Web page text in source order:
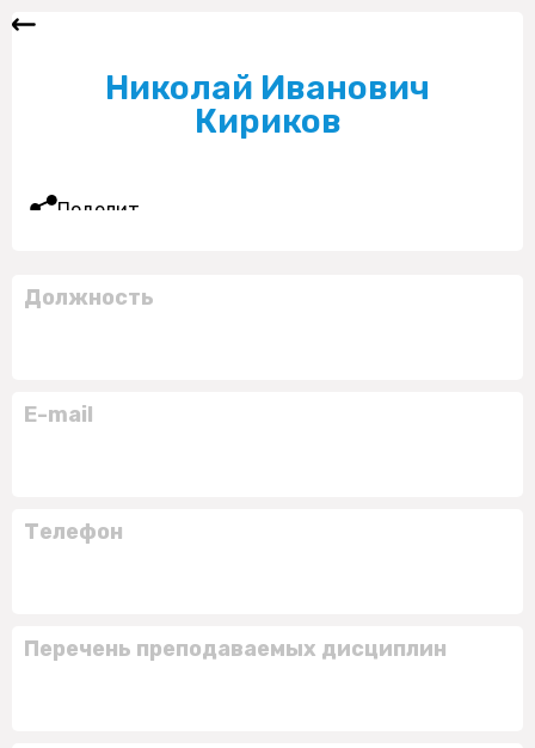
Николай Иванович
Кириков
Поделиться
Должность
E-mail
Телефон
Перечень преподаваемых дисциплин